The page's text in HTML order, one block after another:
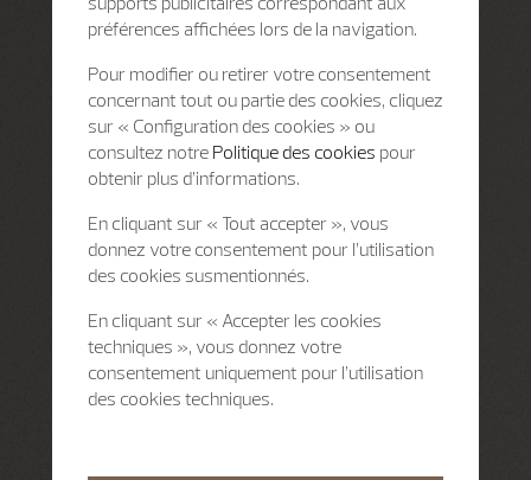
préférences affichées lors de la navigation.
Pour modifier ou retirer votre consentement
concernant tout ou partie des cookies, cliquez
sur « Configuration des cookies » ou
consultez notre Politique des cookies pour
obtenir plus d’informations.
En cliquant sur « Tout accepter », vous
donnez votre consentement pour l’utilisation
des cookies susmentionnés.
En cliquant sur « Accepter les cookies
techniques », vous donnez votre
consentement uniquement pour l’utilisation
des cookies techniques.